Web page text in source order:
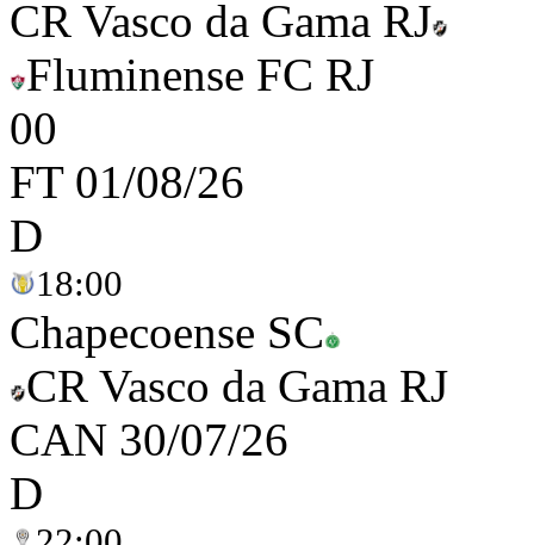
CR Vasco da Gama RJ
Fluminense FC RJ
00
FT 01/08/26
D
18:00
Chapecoense SC
CR Vasco da Gama RJ
CAN 30/07/26
D